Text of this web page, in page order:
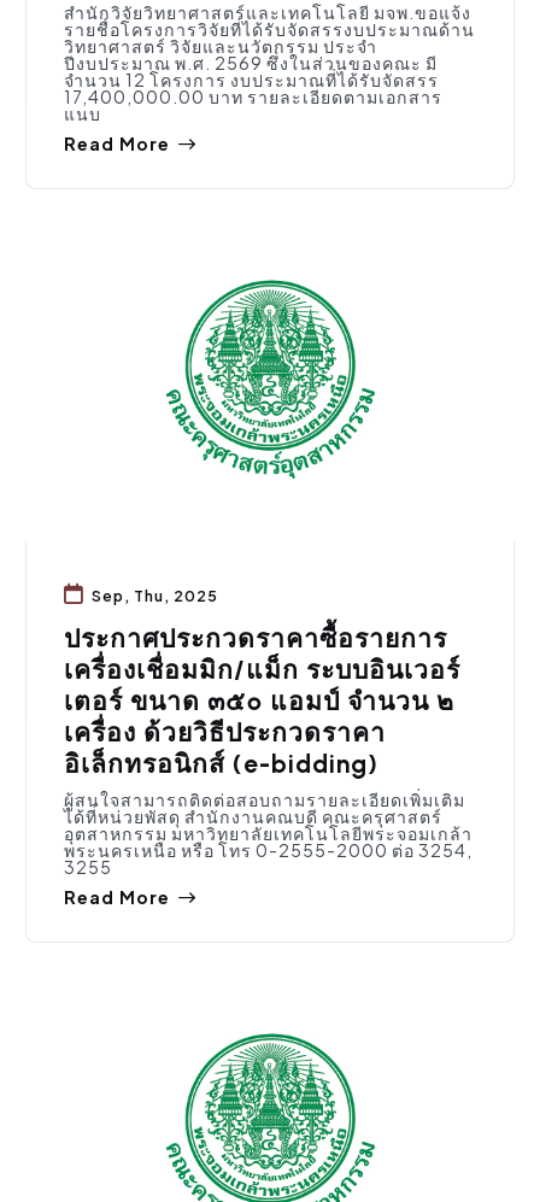
สำนักวิจัยวิทยาศาสตร์และเทคโนโลยี มจพ.ขอแจ้ง
รายชื่อโครงการวิจัยที่ได้รับจัดสรรงบประมาณด้าน
วิทยาศาสตร์ วิจัยและนวัตกรรม ประจำ
ปีงบประมาณ พ.ศ. 2569 ซึ่งในส่วนของคณะ มี
จำนวน 12 โครงการ งบประมาณที่ได้รับจัดสรร
17,400,000.00 บาท รายละเอียดตามเอกสาร
แนบ
Read More
Sep, Thu, 2025
ประกาศประกวดราคาซื้อรายการ
เครื่องเชื่อมมิก/แม็ก ระบบอินเวอร์
เตอร์ ขนาด ๓๕๐ แอมป์ จำนวน ๒
เครื่อง ด้วยวิธีประกวดราคา
อิเล็กทรอนิกส์ (e-bidding)
ผู้สนใจสามารถติดต่อสอบถามรายละเอียดเพิ่มเติม
ได้ที่หน่วยพัสดุ สำนักงานคณบดี คณะครุศาสตร์
อุตสาหกรรม มหาวิทยาลัยเทคโนโลยีพระจอมเกล้า
พระนครเหนือ หรือ โทร 0-2555-2000 ต่อ 3254,
3255
Read More